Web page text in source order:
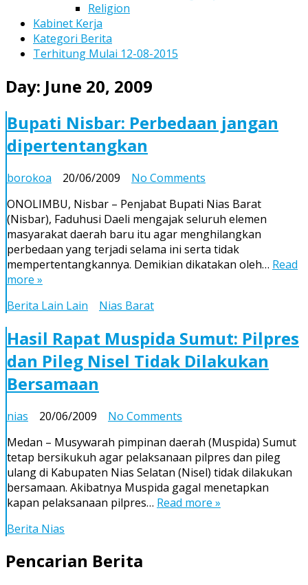
Religion
Kabinet Kerja
Kategori Berita
Terhitung Mulai 12-08-2015
Day: June 20, 2009
Bupati Nisbar: Perbedaan jangan
dipertentangkan
borokoa 20/06/2009 No Comments
Nisbar:
Perbedaan
jangan
dipertentangkan
ONOLIMBU, Nisbar – Penjabat Bupati Nias Barat
(Nisbar), Faduhusi Daeli mengajak seluruh elemen
masyarakat daerah baru itu agar menghilangkan
perbedaan yang terjadi selama ini serta tidak
mempertentangkannya. Demikian dikatakan oleh… Read
more »
Berita Lain Lain
Nias Barat
Hasil Rapat Muspida Sumut: Pilpres
dan Pileg Nisel Tidak Dilakukan
Bersamaan
nias 20/06/2009 No Comments
Rapat
Muspida
Sumut:
Pilpres
dan
Medan – Musywarah pimpinan daerah (Muspida) Sumut
tetap bersikukuh agar pelaksanaan pilpres dan pileg
ulang di Kabupaten Nias Selatan (Nisel) tidak dilakukan
bersamaan. Akibatnya Muspida gagal menetapkan
kapan pelaksanaan pilpres… Read more »
Berita Nias
Pencarian Berita